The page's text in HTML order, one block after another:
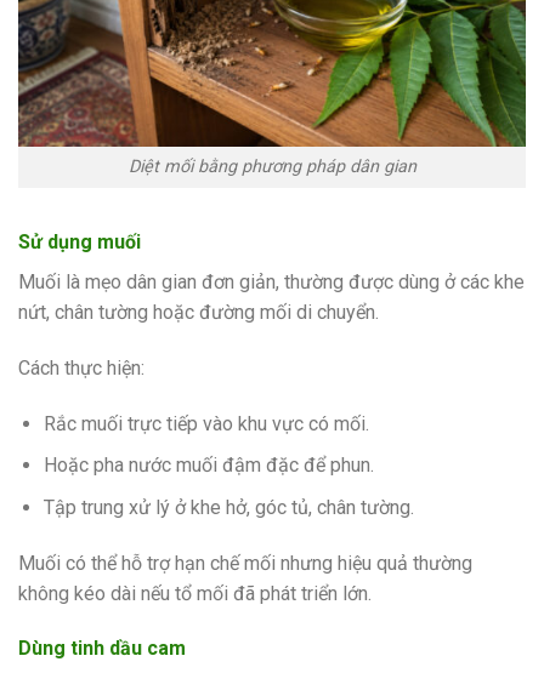
Diệt mối bằng phương pháp dân gian
Sử dụng muối
Muối là mẹo dân gian đơn giản, thường được dùng ở các khe
nứt, chân tường hoặc đường mối di chuyển.
Cách thực hiện:
Rắc muối trực tiếp vào khu vực có mối.
Hoặc pha nước muối đậm đặc để phun.
Tập trung xử lý ở khe hở, góc tủ, chân tường.
Muối có thể hỗ trợ hạn chế mối nhưng hiệu quả thường
không kéo dài nếu tổ mối đã phát triển lớn.
Dùng tinh dầu cam